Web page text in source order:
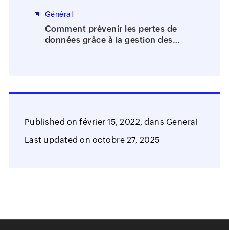
Général
Comment prévenir les pertes de
données grâce à la gestion des
Published onfévrier 15, 2022, dans General
Last updated on octobre 27, 2025